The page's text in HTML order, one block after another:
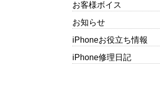
お客様ボイス
お知らせ
iPhoneお役立ち情報
iPhone修理日記